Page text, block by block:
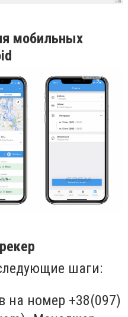
мобильных
шаги:
на номер +38(097)